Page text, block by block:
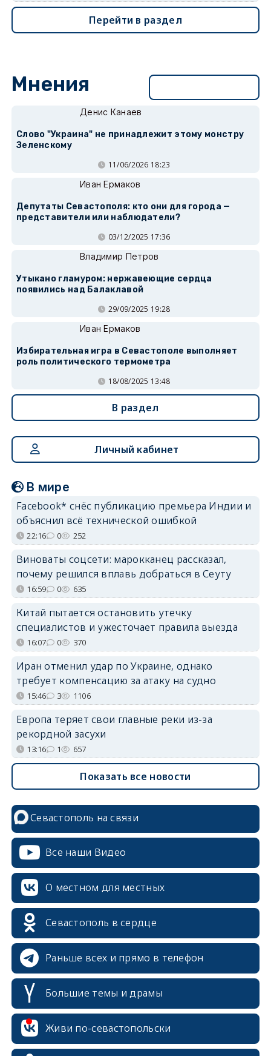
Перейти в раздел
Мнения
Денис Канаев
Слово "Украина" не принадлежит этому монстру
Зеленскому
11/06/2026 18:23
Иван Ермаков
Депутаты Севастополя: кто они для города —
представители или наблюдатели?
03/12/2025 17:36
Владимир Петров
Утыкано гламуром: нержавеющие сердца
появились над Балаклавой
29/09/2025 19:28
Иван Ермаков
Избирательная игра в Севастополе выполняет
роль политического термометра
18/08/2025 13:48
В раздел
Личный кабинет
В мире
Facebook* снёс публикацию премьера Индии и
объяснил всё технической ошибкой
22:16 0 252
Виноваты соцсети: марокканец рассказал,
почему решился вплавь добраться в Сеуту
16:59 0 635
Китай пытается остановить утечку
специалистов и ужесточает правила выезда
16:07 0 370
Иран отменил удар по Украине, однако
требует компенсацию за атаку на судно
15:46 3 1106
Европа теряет свои главные реки из-за
рекордной засухи
13:16 1 657
Показать все новости
Севастополь на связи
Все наши Видео
О местном для местных
Севастополь в сердце
Раньше всех и прямо в телефон
Большие темы и драмы
Живи по-севастопольски